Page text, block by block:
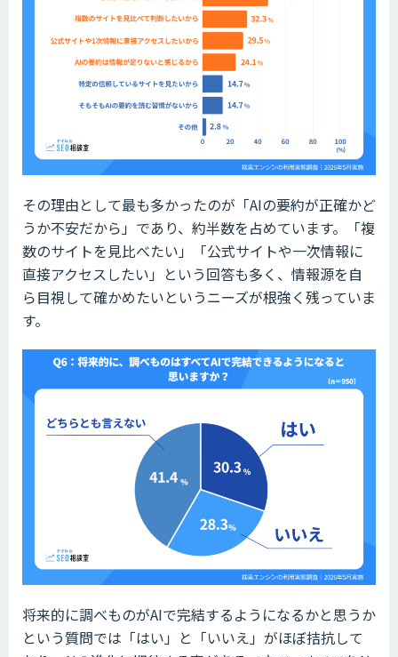
その理由として最も多かったのが「AIの要約が正確かど
うか不安だから」であり、約半数を占めています。「複
数のサイトを見比べたい」「公式サイトや一次情報に
直接アクセスしたい」という回答も多く、情報源を自
ら目視して確かめたいというニーズが根強く残っていま
す。
将来的に調べものがAIで完結するようになるかと思うか
という質問では「はい」と「いいえ」がほぼ拮抗して